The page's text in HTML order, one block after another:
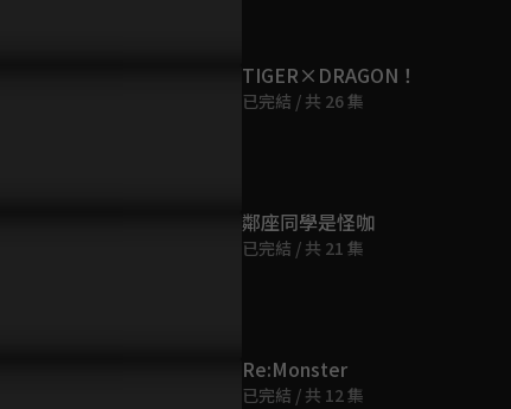
TIGER×DRAGON！
已完結 / 共 26 集
鄰座同學是怪咖
已完結 / 共 21 集
Re:Monster
已完結 / 共 12 集